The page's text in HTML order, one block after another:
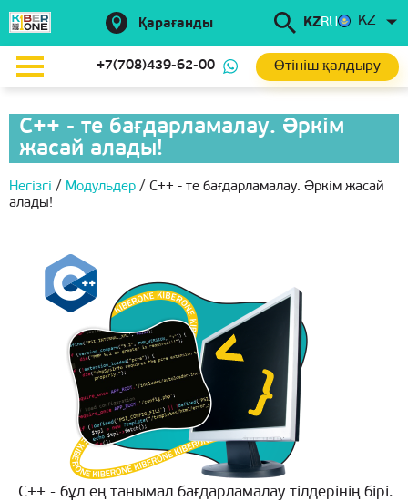
Қарағанды KZRU KZ
+7(708)439-62-00 Өтініш қалдыру
С++ - те бағдарламалау. Әркім
жасай алады!
Негізгі / Модульдер / С++ - те бағдарламалау. Әркім жасай
алады!
С++ - бұл ең танымал бағдарламалау тілдерінің бірі.